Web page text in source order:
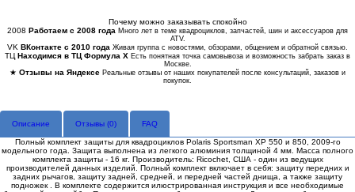
Почему можно заказывать спокойно
2008 Работаем с 2008 года Много лет в теме квадроциклов, запчастей, шин и аксессуаров для
ATV.
VK ВКонтакте с 2010 года Живая группа с новостями, обзорами, общением и обратной связью.
ТЦ Находимся в ТЦ Формула Х Есть понятная точка самовывоза и возможность забрать заказ в
Москве.
★ Отзывы на Яндексе Реальные отзывы от наших покупателей после консультаций, заказов и
покупок.
Описание Отзывы (0) FAQ
Полный комплект защиты для квадроциклов Polaris Sportsman XP 550 и 850, 2009-го
модельного года. Защита выполнена из легкого алюминия толщиной 4 мм. Масса полного
комплекта защиты - 16 кг. Производитель: Ricochet, США - один из ведущих
производителей данных изделий. Полный комплект включает в себя: защиту передних и
задних рычагов, защиту задней, средней, и передней частей днища, а также защиту
подножек . В комплекте содержится илюстрированная инструкция и все необходимые